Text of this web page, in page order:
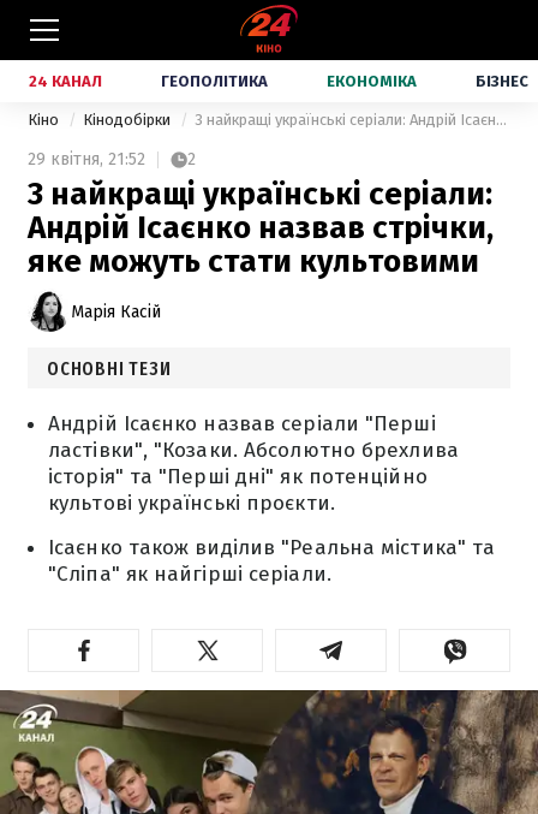
24 КАНАЛ ГЕОПОЛІТИКА ЕКОНОМІКА БІЗНЕС
Кіно Кінодобірки 3 найкращі українські серіали: Андрій Ісаєнко назвав стрічки, яке можуть стати культовими
29 квітня, 21:52 2
3 найкращі українські серіали:
Андрій Ісаєнко назвав стрічки,
яке можуть стати культовими
Марія Касій
ОСНОВНІ ТЕЗИ
Андрій Ісаєнко назвав серіали "Перші
ластівки", "Козаки. Абсолютно брехлива
історія" та "Перші дні" як потенційно
культові українські проєкти.
Ісаєнко також виділив "Реальна містика" та
"Сліпа" як найгірші серіали.